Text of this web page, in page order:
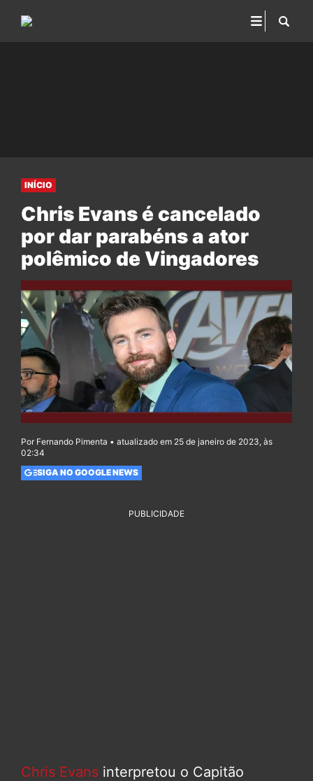
INÍCIO
Chris Evans é cancelado
por dar parabéns a ator
polêmico de Vingadores
Por Fernando Pimenta • atualizado em 25 de janeiro de 2023, às
02:34
SIGA NO GOOGLE NEWS
PUBLICIDADE
Chris Evans interpretou o Capitão